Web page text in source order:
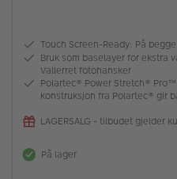
Touch Screen-Ready: På
Bruk som baselayer for ekstra
Vallerret fotohansker
Polartec® Power Stretch®
konstruksjon fra Polartec® gir
LAGERSALG - tilbudet gjelder
På lager